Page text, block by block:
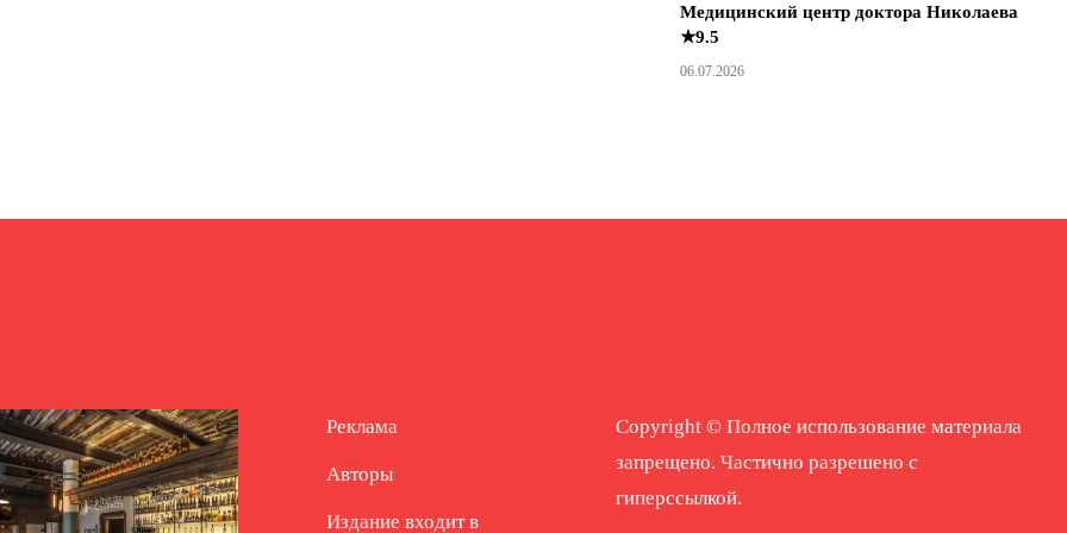
Медицинский центр доктора Николаева
★9.5
06.07.2026
Реклама
Авторы
Издание входит в
Copyright © Полное использование материала
запрещено. Частично разрешено с
гиперссылкой.